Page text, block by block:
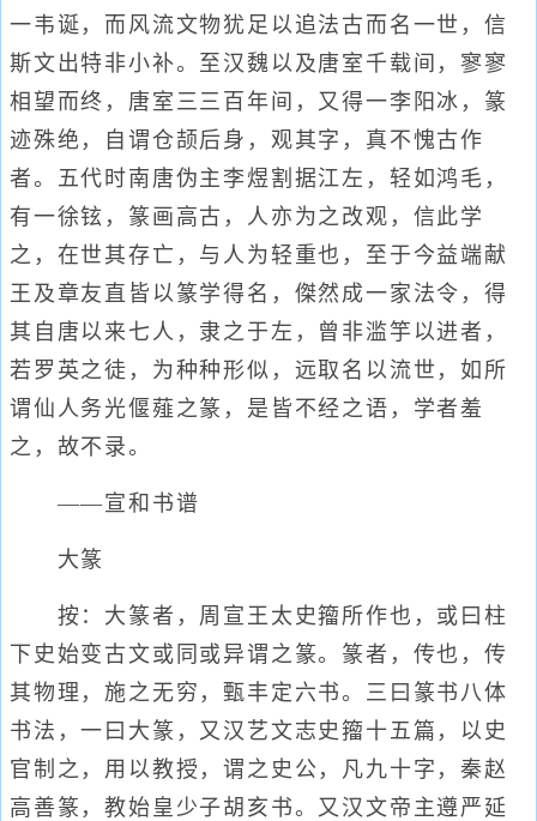
一韦诞，而风流文物犹足以追法古而名一世，信
斯文出特非小补。至汉魏以及唐室千载间，寥寥
相望而终，唐室三三百年间，又得一李阳冰，篆
迹殊绝，自谓仓颉后身，观其字，真不愧古作
者。五代时南唐伪主李煜割据江左，轻如鸿毛，
有一徐铉，篆画高古，人亦为之改观，信此学
之，在世其存亡，与人为轻重也，至于今益端献
王及章友直皆以篆学得名，傑然成一家法令，得
其自唐以来七人，隶之于左，曾非滥竽以进者，
若罗英之徒，为种种形似，远取名以流世，如所
谓仙人务光偃薤之篆，是皆不经之语，学者羞
之，故不录。
——宣和书谱
大篆
按：大篆者，周宣王太史籀所作也，或曰柱
下史始变古文或同或异谓之篆。篆者，传也，传
其物理，施之无穷，甄丰定六书。三曰篆书八体
书法，一曰大篆，又汉艺文志史籀十五篇，以史
官制之，用以教授，谓之史公，凡九十字，秦赵
高善篆，教始皇少子胡亥书。又汉文帝主遵严延